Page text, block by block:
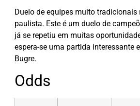
Duelo de equipes muito tradicionais
paulista. Este é um duelo de
já se repetiu em muitas
espera-se uma partida interessante
Bugre.
Odds